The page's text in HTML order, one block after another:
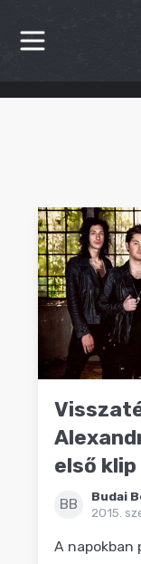
HÍREK
INTERJÚK
PREMIEREK
KULT
MÁSVILÁG
első
BB
Budai
2015.
A napokban